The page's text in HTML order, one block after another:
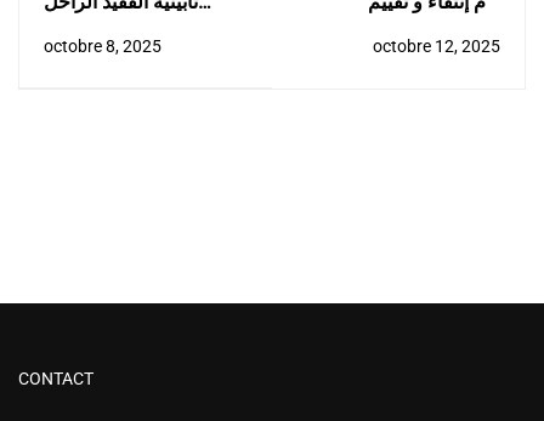
octobre 8, 2025
المدرسة
octobre 12, 2025
CONTACT